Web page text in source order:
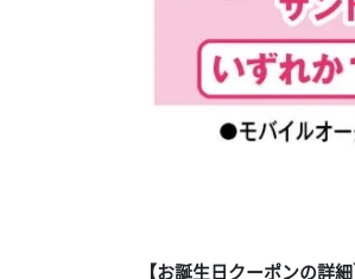
【お誕生日クーポンの詳細